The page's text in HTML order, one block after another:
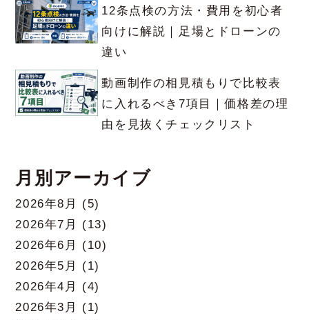
12条点検の方法・費用を初心者
向けに解説｜足場とドローンの
違い
動画制作の相見積もりで比較表
に入れるべき7項目｜価格差の理
由を見抜くチェックリスト
月別アーカイブ
2026年8月
(5)
2026年7月
(13)
2026年6月
(10)
2026年5月
(1)
2026年4月
(4)
2026年3月
(1)